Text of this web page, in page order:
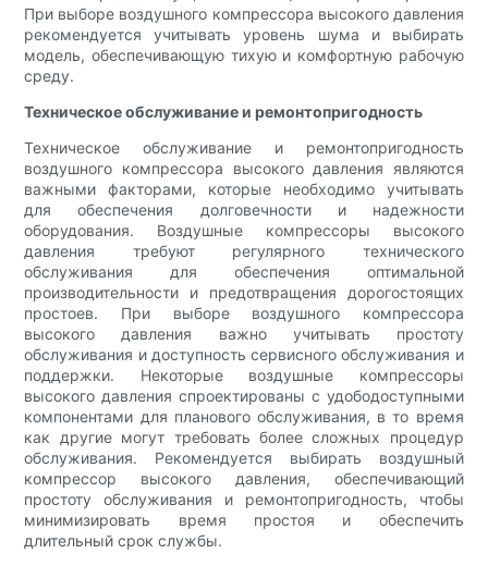
При выборе воздушного компрессора высокого давления
рекомендуется учитывать уровень шума и выбирать
модель, обеспечивающую тихую и комфортную рабочую
среду.
Техническое обслуживание и ремонтопригодность
Техническое обслуживание и ремонтопригодность
воздушного компрессора высокого давления являются
важными факторами, которые необходимо учитывать
для обеспечения долговечности и надежности
оборудования. Воздушные компрессоры высокого
давления требуют регулярного технического
обслуживания для обеспечения оптимальной
производительности и предотвращения дорогостоящих
простоев. При выборе воздушного компрессора
высокого давления важно учитывать простоту
обслуживания и доступность сервисного обслуживания и
поддержки. Некоторые воздушные компрессоры
высокого давления спроектированы с удободоступными
компонентами для планового обслуживания, в то время
как другие могут требовать более сложных процедур
обслуживания. Рекомендуется выбирать воздушный
компрессор высокого давления, обеспечивающий
простоту обслуживания и ремонтопригодность, чтобы
минимизировать время простоя и обеспечить
длительный срок службы.